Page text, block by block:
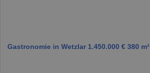
Gastronomie in Wetzlar 1.450.000 € 380 m²